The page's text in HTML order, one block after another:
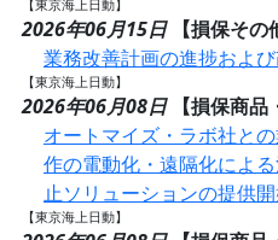
【東京海上日動】
2026年06月15日
【損保その
業務改善計画の進捗およ
【東京海上日動】
2026年06月08日
【損保商品
オートマイズ・ラボ社と
作の電動化・遠隔化によ
止ソリューションの提供
【東京海上日動】